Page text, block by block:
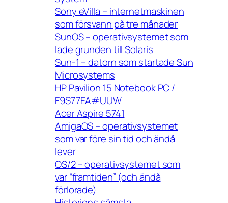
Sony eVilla – internetmaskinen
som försvann på tre månader
SunOS – operativsystemet som
lade grunden till Solaris
Sun-1 – datorn som startade Sun
Microsystems
HP Pavilion 15 Notebook PC /
F9S77EA#UUW
Acer Aspire 5741
AmigaOS – operativsystemet
som var före sin tid och ändå
lever
OS/2 – operativsystemet som
var “framtiden” (och ändå
förlorade)